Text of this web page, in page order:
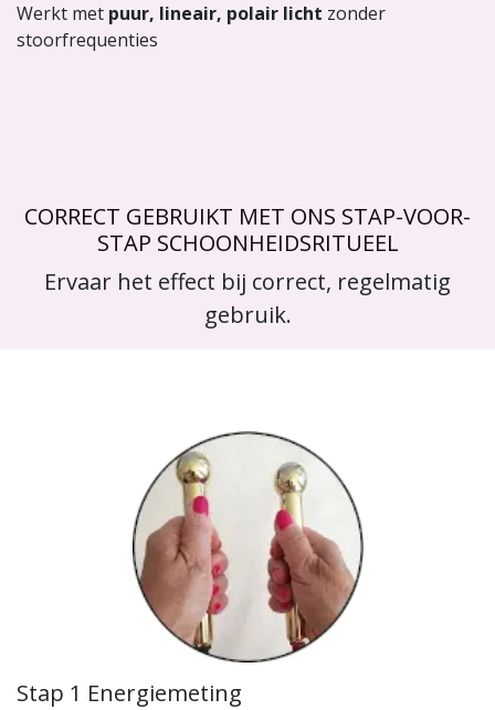
Werkt met puur, lineair, polair licht zonder
stoorfrequenties
CORRECT GEBRUIKT MET ONS STAP-VOOR-
STAP SCHOONHEIDSRITUEEL
Ervaar het effect bij correct, regelmatig
gebruik.
Stap 1 Energiemeting